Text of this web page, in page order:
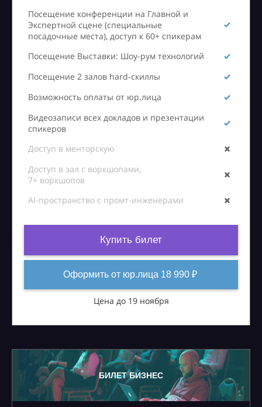
Посещение конференции на Главной и
Экспертной сцене (специальные
посадочные места), доступ к 60+ спикерам
Посещение Выставки: Шоу-рум технологий
Посещение 2 залов hard-скиллы
Возможность оплаты от юр.лица
Видеозаписи всех докладов и презентации
спикеров
Доступ в менторскую
Доступ в зал с воркшопами,
7+ воркшопов
AI-пространство с промт-инженерами
Купить билет
Оформить от юр.лица 18 990 ₽
Цена до 19 ноября
БИЛЕТ БИЗНЕС